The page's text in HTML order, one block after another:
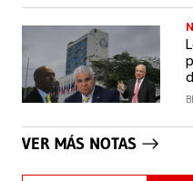
VER MÁS NOTAS